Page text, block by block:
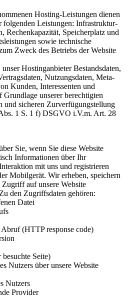
Hosting-Leistungen dienen
folgenden Leistungen: Infrastruktur-
Rechenkapazität, Speicherplatz und
sowie technische
Zweck des Betriebs der Website
Hostinganbieter Bestandsdaten,
Nutzungsdaten, Meta-
Kunden, Interessenten und
Grundlage unserer berechtigten
und sicheren Zurverfügungstellung
1 S. 1 f) DSGVO i.V.m. Art. 28
Sie, wenn Sie diese Website
Informationen über Ihr
mit uns und registrieren
Mobilgerät. Wir erheben, speichern
auf unsere Website
den Zugriffsdaten gehören:
Datei
(HTTP response code)
Seite)
Nutzers über unsere Website
Nutzers
Provider